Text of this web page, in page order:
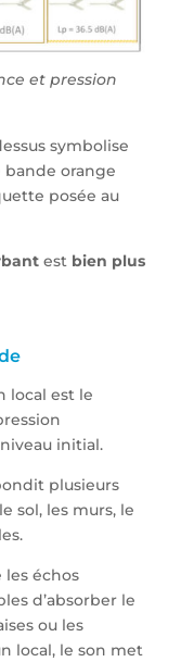
et pression
symbolise
orange
posée au
est bien plus
local est le
initial.
plusieurs
sol, les murs, le
les échos
d’absorber le
ou les
local, le son met